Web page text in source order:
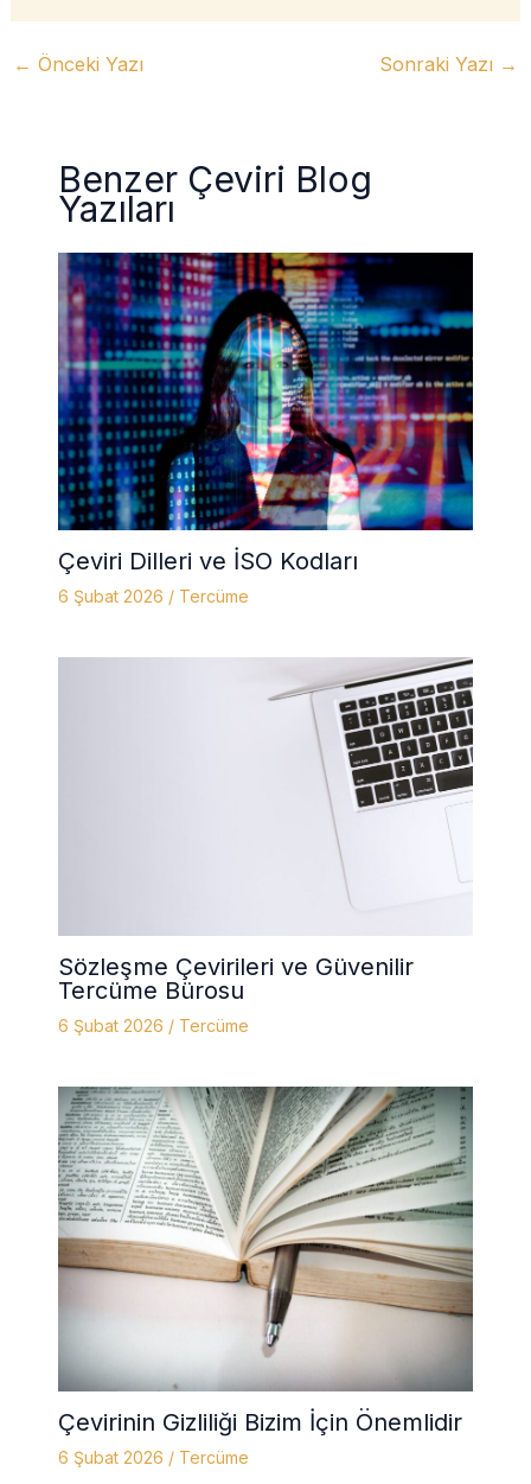
← Önceki Yazı Sonraki Yazı →
Benzer Çeviri Blog
Yazıları
Çeviri Dilleri ve İSO Kodları
6 Şubat 2026 / Tercüme
Sözleşme Çevirileri ve Güvenilir
Tercüme Bürosu
6 Şubat 2026 / Tercüme
Çevirinin Gizliliği Bizim İçin Önemlidir
6 Şubat 2026 / Tercüme